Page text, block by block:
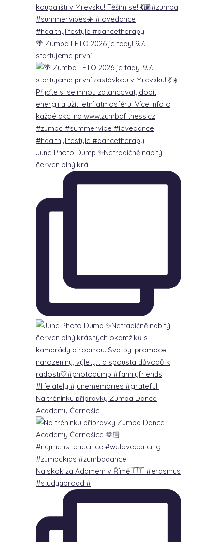
🌴 Zumba LÉTO 2026 je tady! 9.7.
startujeme první
June Photo Dump ✨Netradičně nabitý
červen plný krá
Na tréninku přípravky Zumba Dance
Academy Černošic
Na skok za Adamem v Římě🇮🇹 #erasmus
#studyabroad #